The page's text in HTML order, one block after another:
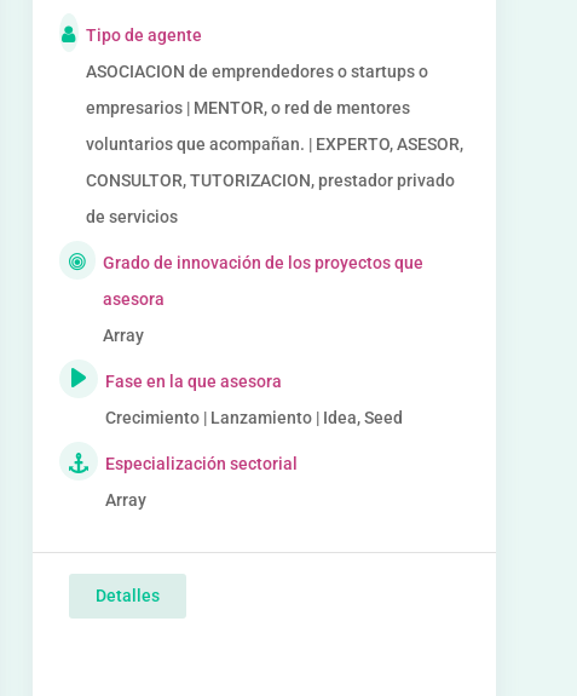
Tipo de agente
ASOCIACION de emprendedores o startups o
empresarios | MENTOR, o red de mentores
voluntarios que acompañan. | EXPERTO, ASESOR,
CONSULTOR, TUTORIZACION, prestador privado
de servicios
Grado de innovación de los proyectos que
asesora
Array
Fase en la que asesora
Crecimiento | Lanzamiento | Idea, Seed
Especialización sectorial
Array
Detalles